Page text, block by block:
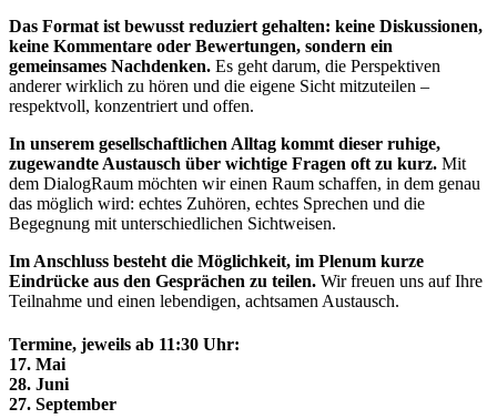
Das Format ist bewusst reduziert gehalten: keine Diskussionen,
keine Kommentare oder Bewertungen, sondern ein
gemeinsames Nachdenken. Es geht darum, die Perspektiven
anderer wirklich zu hören und die eigene Sicht mitzuteilen –
respektvoll, konzentriert und offen.
In unserem gesellschaftlichen Alltag kommt dieser ruhige,
zugewandte Austausch über wichtige Fragen oft zu kurz. Mit
dem DialogRaum möchten wir einen Raum schaffen, in dem genau
das möglich wird: echtes Zuhören, echtes Sprechen und die
Begegnung mit unterschiedlichen Sichtweisen.
Im Anschluss besteht die Möglichkeit, im Plenum kurze
Eindrücke aus den Gesprächen zu teilen. Wir freuen uns auf Ihre
Teilnahme und einen lebendigen, achtsamen Austausch.
Termine, jeweils ab 11:30 Uhr:
17. Mai
28. Juni
27. September